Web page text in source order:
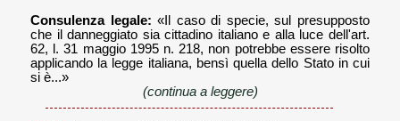
Consulenza legale: «Il caso di specie, sul presupposto
che il danneggiato sia cittadino italiano e alla luce dell'art.
62, l. 31 maggio 1995 n. 218, non potrebbe essere risolto
applicando la legge italiana, bensì quella dello Stato in cui
si è...»
(continua a leggere)